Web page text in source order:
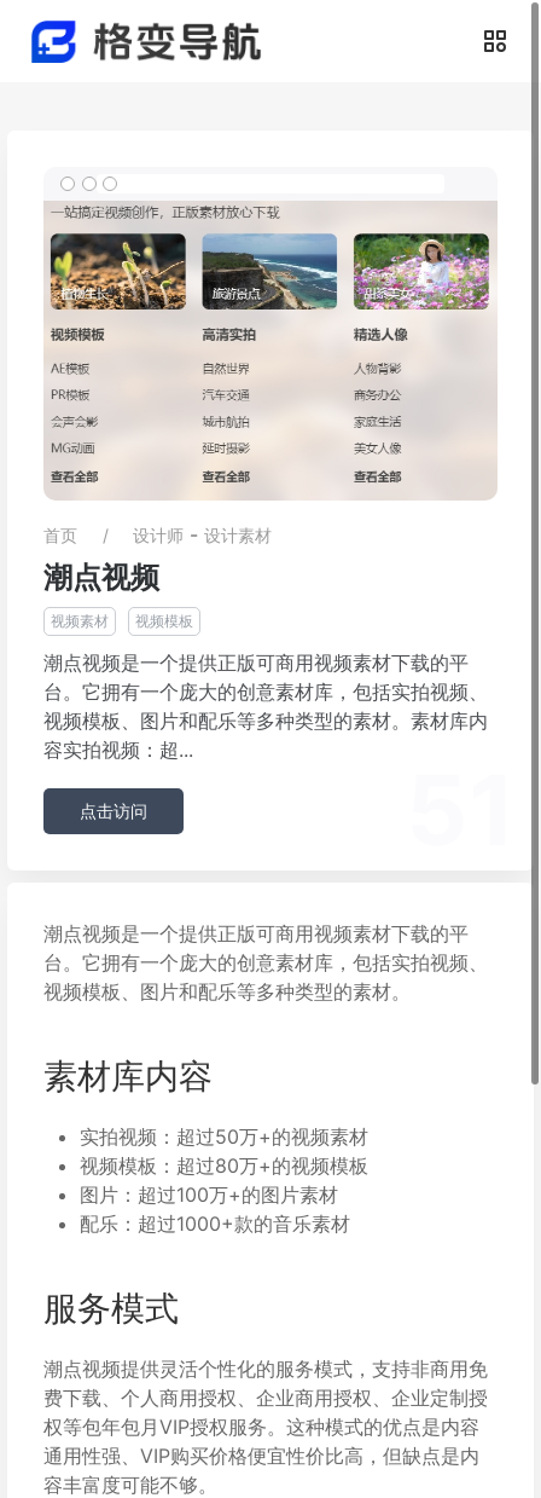
首页 设计师 - 设计素材
潮点视频
视频素材 视频模板
潮点视频是一个提供正版可商用视频素材下载的平
台。它拥有一个庞大的创意素材库，包括实拍视频、
视频模板、图片和配乐等多种类型的素材。素材库内
容实拍视频：超...
点击访问
潮点视频是一个提供正版可商用视频素材下载的平
台。它拥有一个庞大的创意素材库，包括实拍视频、
视频模板、图片和配乐等多种类型的素材。
素材库内容
实拍视频：超过50万+的视频素材
视频模板：超过80万+的视频模板
图片：超过100万+的图片素材
配乐：超过1000+款的音乐素材
服务模式
潮点视频提供灵活个性化的服务模式，支持非商用免
费下载、个人商用授权、企业商用授权、企业定制授
权等包年包月VIP授权服务。这种模式的优点是内容
通用性强、VIP购买价格便宜性价比高，但缺点是内
容丰富度可能不够。